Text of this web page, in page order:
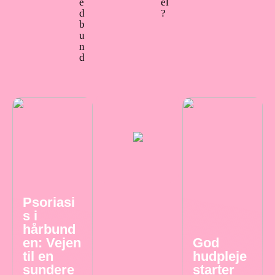
d
b
u
n
d
?
Psoriasi
s i
hårbund
en: Vejen
til en
sundere
God
hudpleje
starter